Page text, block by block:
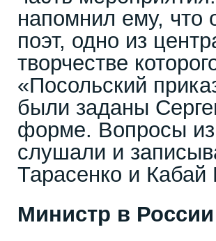
напомнил ему, что
поэт, одно из
творчестве
«Посольский
были заданы
форме. Вопросы из
слушали и
Тарасенко и Кабай
Министр в